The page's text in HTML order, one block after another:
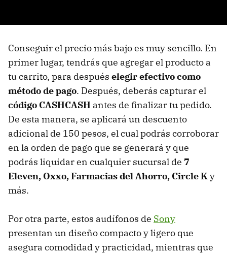
Conseguir el precio más bajo es muy sencillo. En
primer lugar, tendrás que agregar el producto a
tu carrito, para después elegir efectivo como
método de pago. Después, deberás capturar el
código CASHCASH antes de finalizar tu pedido.
De esta manera, se aplicará un descuento
adicional de 150 pesos, el cual podrás corroborar
en la orden de pago que se generará y que
podrás liquidar en cualquier sucursal de 7
Eleven, Oxxo, Farmacias del Ahorro, Circle Ky
más.
Por otra parte, estos audífonos de Sony
presentan un diseño compacto y ligero que
asegura comodidad y practicidad, mientras que